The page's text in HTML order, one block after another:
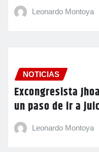
Leonardo Montoya
NOTICIAS
Excongresista
un paso de ir a
Leonardo Montoya